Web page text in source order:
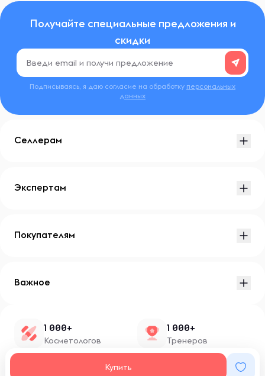
Получайте специальные предложения и
скидки
Подписываясь, я даю согласие на обработку персональных
данных
Купить
Селлерам
Экспертам
Покупателям
Важное
1 000+
Косметологов
1 000+
Тренеров